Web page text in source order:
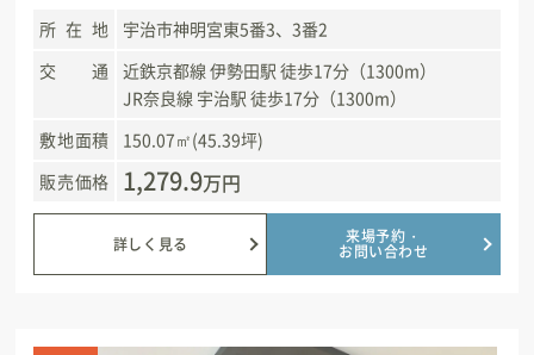
所在地
宇治市神明宮東5番3、3番2
交通
近鉄京都線 伊勢田駅 徒歩17分（1300m）
JR奈良線 宇治駅 徒歩17分（1300m）
敷地面積
150.07㎡(45.39坪)
販売価格
1,279.9万円
詳しく見る 来場予約・
お問い合わせ